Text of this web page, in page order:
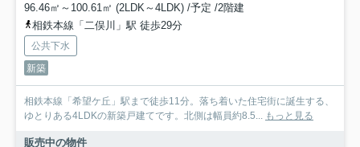
96.46㎡～100.61㎡ (2LDK～4LDK) /予定 /2階建
相鉄本線「二俣川」駅 徒歩29分
公共下水
新築
相鉄本線「希望ケ丘」駅まで徒歩11分。落ち着いた住宅街に誕生する、
ゆとりある4LDKの新築戸建てです。北側は幅員約8.5... もっと見る
販売中の物件